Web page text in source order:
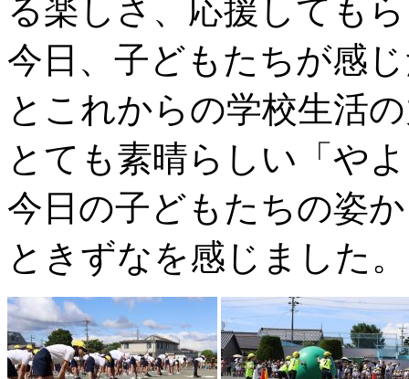
る楽しさ、応援しても
今日、子どもたちが感
とこれからの学校生活
とても素晴らしい「や
今日の子どもたちの姿
ときずなを感じました。